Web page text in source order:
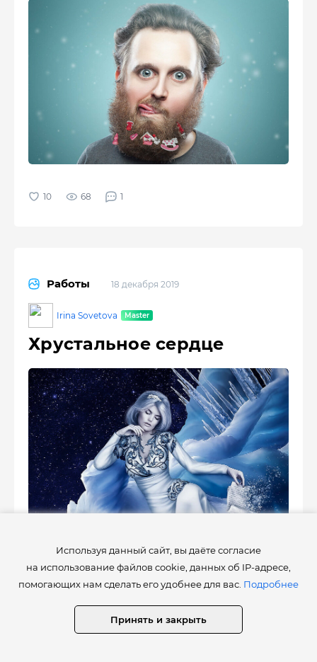
68 1
Работы 18 декабря 2019
Irina Sovetova
Хрустальное сердце
117 4
Используя данный сайт, вы даёте согласие
на использование файлов cookie, данных об IP-адресе,
помогающих нам сделать его удобнее для вас. Подробнее
Принять и закрыть